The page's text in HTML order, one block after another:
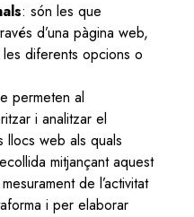
: són les que
d’una pàgina web,
diferents opcions o
permeten al
i analitzar el
llocs web als quals
mitjançant aquest
de l’activitat
i per elaborar